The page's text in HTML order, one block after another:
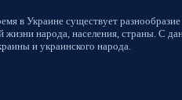
в Украине существует
жизни народа, населения, страны. С
и украинского народа.